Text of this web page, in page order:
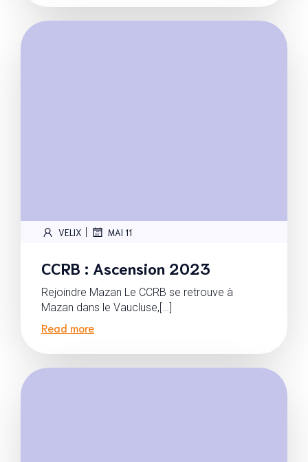
VELIX | MAI 11
CCRB : Ascension 2023
Rejoindre Mazan Le CCRB se retrouve à
Mazan dans le Vaucluse,[…]
Read more